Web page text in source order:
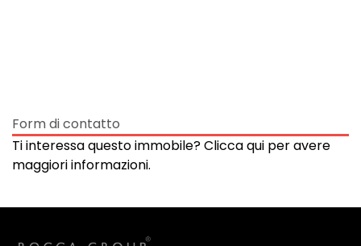
Form di contatto
Ti interessa questo immobile? Clicca qui per avere
maggiori informazioni.